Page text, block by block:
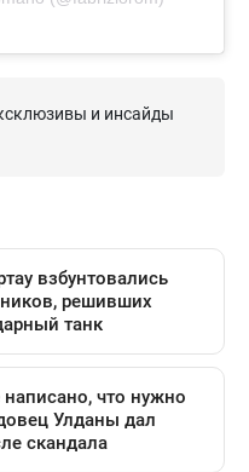
и инсайды